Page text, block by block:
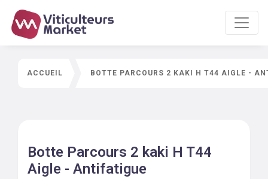
ACCUEIL BOTTE PARCOURS 2 KAKI H T44 AIGLE -
Botte Parcours 2 kaki H T44
Aigle - Antifatigue